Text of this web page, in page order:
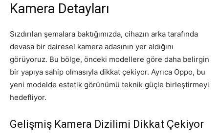
Kamera Detayları
Sızdırılan şemalara baktığımızda, cihazın arka tarafında
devasa bir dairesel kamera adasının yer aldığını
görüyoruz. Bu bölge, önceki modellere göre daha belirgin
bir yapıya sahip olmasıyla dikkat çekiyor. Ayrıca Oppo, bu
yeni modelde estetik görünümü teknik güçle birleştirmeyi
hedefliyor.
Gelişmiş Kamera Dizilimi Dikkat Çekiyor